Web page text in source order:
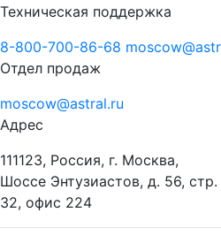
Техническая поддержка
8-800-700-86-68
Отдел продаж
moscow@astral.ru
Адрес
111123, Россия, г. Москва,
Шоссе Энтузиастов, д. 56, стр.
32, офис 224